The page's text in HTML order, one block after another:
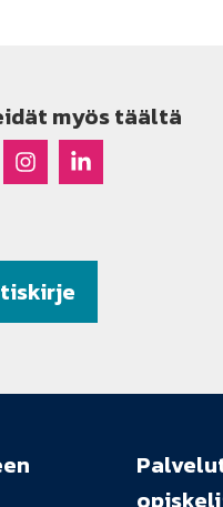
myös täältä
Youtubessa
Raseko Instagramissa
Raseko